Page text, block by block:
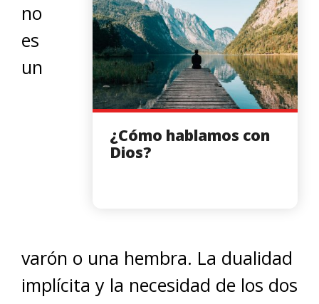
¿Cómo hablamos con
Dios?
no
es
un
varón o una hembra. La dualidad
implícita y la necesidad de los dos